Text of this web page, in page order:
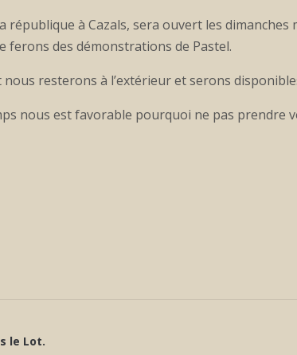
république à Cazals, sera ouvert les
ferons des démonstrations de Pastel.
nous resterons à l’extérieur et serons
nous est favorable pourquoi ne pas prendre
le Lot.